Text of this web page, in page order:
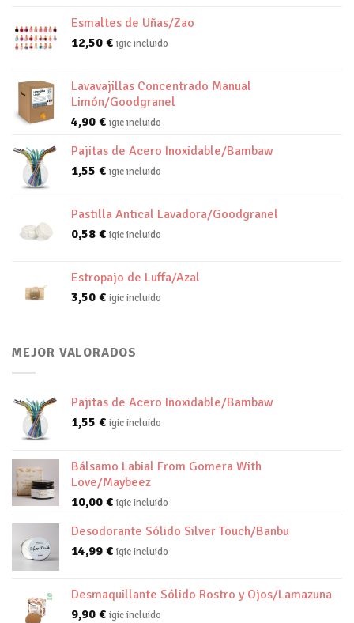
Esmaltes de Uñas/Zao
12,50 € igic incluido
Lavavajillas Concentrado Manual
Limón/Goodgranel
4,90 € igic incluido
Pajitas de Acero Inoxidable/Bambaw
1,55 € igic incluido
Pastilla Antical Lavadora/Goodgranel
0,58 € igic incluido
Estropajo de Luffa/Azal
3,50 € igic incluido
MEJOR VALORADOS
Pajitas de Acero Inoxidable/Bambaw
1,55 € igic incluido
Bálsamo Labial From Gomera With
Love/Maybeez
10,00 € igic incluido
Desodorante Sólido Silver Touch/Banbu
14,99 € igic incluido
Desmaquillante Sólido Rostro y Ojos/Lamazuna
9,90 € igic incluido